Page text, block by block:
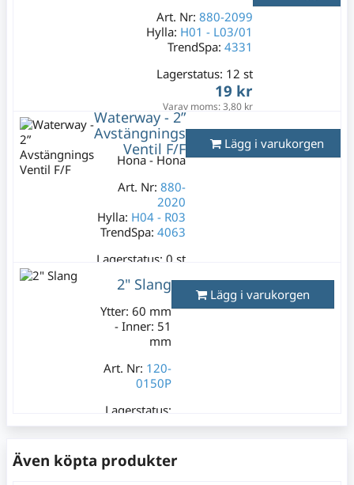
Art. Nr: 880-2099
Hylla: H01 - L03/01
TrendSpa: 4331
Lagerstatus: 12 st
19 kr
Varav moms:3,80 kr
Waterway - 2”
Avstängnings
Ventil F/F
Hona - Hona
Art. Nr: 880-
2020
Hylla: H04 - R03
TrendSpa: 4063
Lagerstatus: 0 st
449 kr
Varav moms:89,80
Lägg i varukorgen
2" Slang
Ytter: 60 mm
- Inner: 51
mm
Art. Nr: 120-
0150P
Lagerstatus:
3 m
Varav moms:
39,80 kr
Lägg i varukorgen
Även köpta produkter